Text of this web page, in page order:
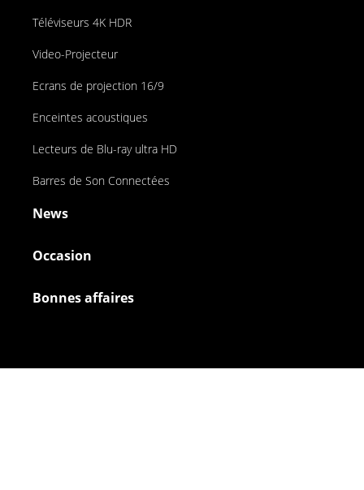
Téléviseurs 4K HDR
Video-Projecteur
Ecrans de projection 16/9
Enceintes acoustiques
Lecteurs de Blu-ray ultra HD
Barres de Son Connectées
News
Occasion
Bonnes affaires